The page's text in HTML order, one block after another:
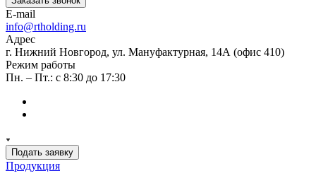
E-mail
info@rtholding.ru
Адрес
г. Нижний Новгород, ул. Мануфактурная, 14А (офис 410)
Режим работы
Пн. – Пт.: с 8:30 до 17:30
Подать заявку
Продукция